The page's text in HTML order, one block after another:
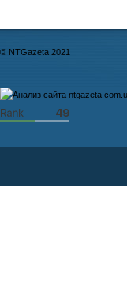
© NTGazeta 2021